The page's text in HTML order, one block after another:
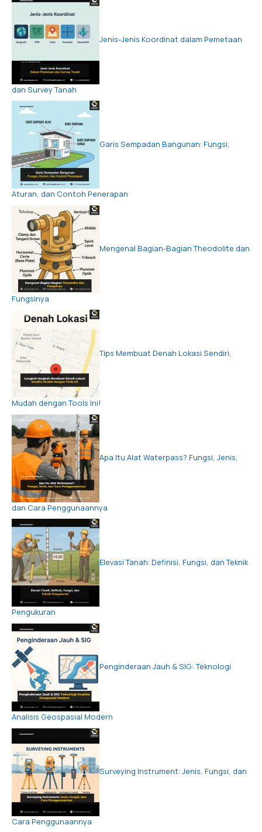
Jenis-Jenis Koordinat dalam Pemetaan
dan Survey Tanah
Garis Sempadan Bangunan: Fungsi,
Aturan, dan Contoh Penerapan
Mengenal Bagian-Bagian Theodolite dan
Fungsinya
Tips Membuat Denah Lokasi Sendiri,
Mudah dengan Tools Ini!
Apa Itu Alat Waterpass? Fungsi, Jenis,
dan Cara Penggunaannya
Elevasi Tanah: Definisi, Fungsi, dan Teknik
Pengukuran
Penginderaan Jauh & SIG: Teknologi
Analisis Geospasial Modern
Surveying Instrument: Jenis, Fungsi, dan
Cara Penggunaannya